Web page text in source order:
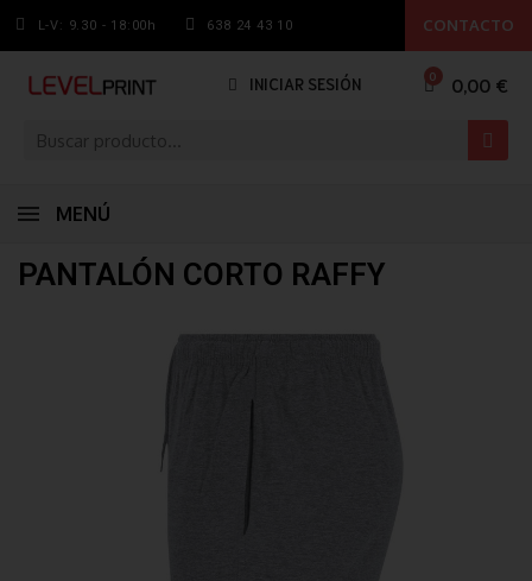
L-V: 9.30 - 18:00h 638 24 43 10 CONTACTO
INICIAR SESIÓN 0,00 €
MENÚ
PANTALÓN CORTO RAFFY